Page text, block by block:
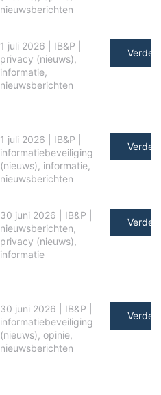
nieuwsberichten
1 juli 2026 IB&P
privacy (nieuws),
informatie,
nieuwsberichten
Verder
1 juli 2026 IB&P
informatiebeveiliging
(nieuws), informatie,
nieuwsberichten
Verder
30 juni 2026 IB&P
nieuwsberichten,
privacy (nieuws),
informatie
Verder
30 juni 2026 IB&P
informatiebeveiliging
(nieuws), opinie,
nieuwsberichten
Verder